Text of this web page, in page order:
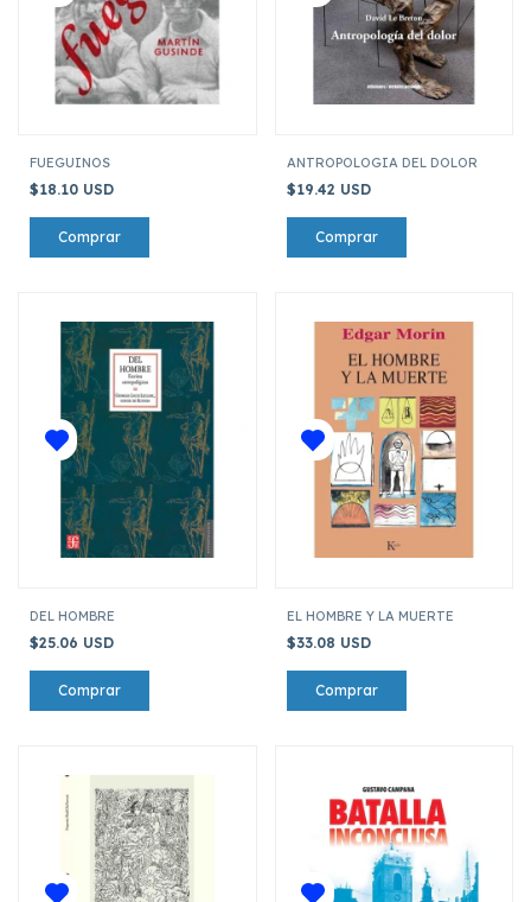
FUEGUINOS
$18.10 USD
ANTROPOLOGIA DEL DOLOR
$19.42 USD
DEL HOMBRE
$25.06 USD
EL HOMBRE Y LA MUERTE
$33.08 USD